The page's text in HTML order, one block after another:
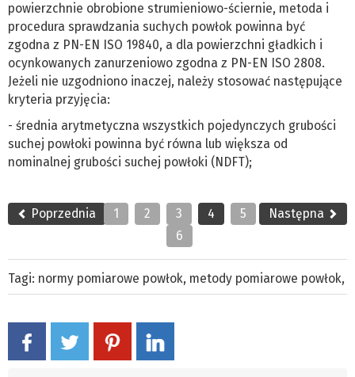
powierzchnie obrobione strumieniowo-ściernie, metoda i
procedura sprawdzania suchych powłok powinna być
zgodna z PN-EN ISO 19840, a dla powierzchni gładkich i
ocynkowanych zanurzeniowo zgodna z PN-EN ISO 2808.
Jeżeli nie uzgodniono inaczej, należy stosować następujące
kryteria przyjęcia:
- średnia arytmetyczna wszystkich pojedynczych grubości
suchej powłoki powinna być równa lub większa od
nominalnej grubości suchej powłoki (NDFT);
Poprzednia 1 2 3 4
5
6
Następna
Tagi: normy pomiarowe powłok, metody pomiarowe powłok,